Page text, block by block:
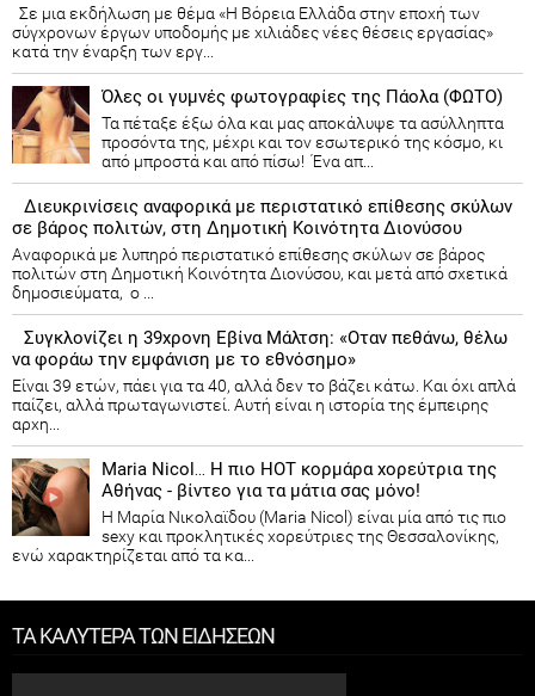
Σε μια εκδήλωση με θέμα «Η Βόρεια Ελλάδα στην εποχή των
σύγχρονων έργων υποδομής με χιλιάδες νέες θέσεις εργασίας»
κατά την έναρξη των εργ...
Όλες οι γυμνές φωτογραφίες της Πάολα (ΦΩΤΟ)
Τα πέταξε έξω όλα και μας αποκάλυψε τα ασύλληπτα
προσόντα της, μέχρι και τον εσωτερικό της κόσμο, κι
από μπροστά και από πίσω! Ένα απ...
Διευκρινίσεις αναφορικά με περιστατικό επίθεσης σκύλων
σε βάρος πολιτών, στη Δημοτική Κοινότητα Διονύσου
Αναφορικά με λυπηρό περιστατικό επίθεσης σκύλων σε βάρος
πολιτών στη Δημοτική Κοινότητα Διονύσου, και μετά από σχετικά
δημοσιεύματα, ο ...
Συγκλονίζει η 39χρονη Εβίνα Μάλτση: «Οταν πεθάνω, θέλω
να φοράω την εμφάνιση με το εθνόσημο»
Είναι 39 ετών, πάει για τα 40, αλλά δεν το βάζει κάτω. Και όχι απλά
παίζει, αλλά πρωταγωνιστεί. Αυτή είναι η ιστορία της έμπειρης
αρχη...
Maria Nicol… Η πιο HOT κορμάρα χορεύτρια της
Αθήνας - βίντεο για τα μάτια σας μόνο!
Η Μαρία Νικολαϊδου (Maria Nicol) είναι μία από τις πιο
sexy και προκλητικές χορεύτριες της Θεσσαλονίκης,
ενώ χαρακτηρίζεται από τα κα...
ΤΑ ΚΑΛΥΤΕΡΑ ΤΩΝ ΕΙΔΗΣΕΩΝ